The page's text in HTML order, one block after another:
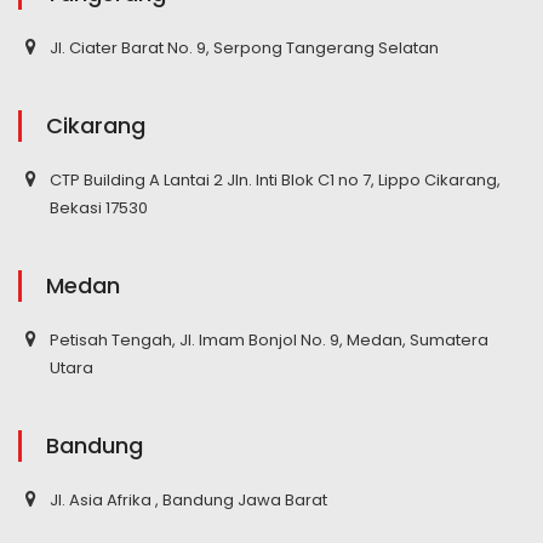
Jl. Ciater Barat No. 9, Serpong Tangerang Selatan
Cikarang
CTP Building A Lantai 2 Jln. Inti Blok C1 no 7, Lippo Cikarang,
Bekasi 17530
Medan
Petisah Tengah, Jl. Imam Bonjol No. 9, Medan, Sumatera
Utara
Bandung
Jl. Asia Afrika , Bandung Jawa Barat